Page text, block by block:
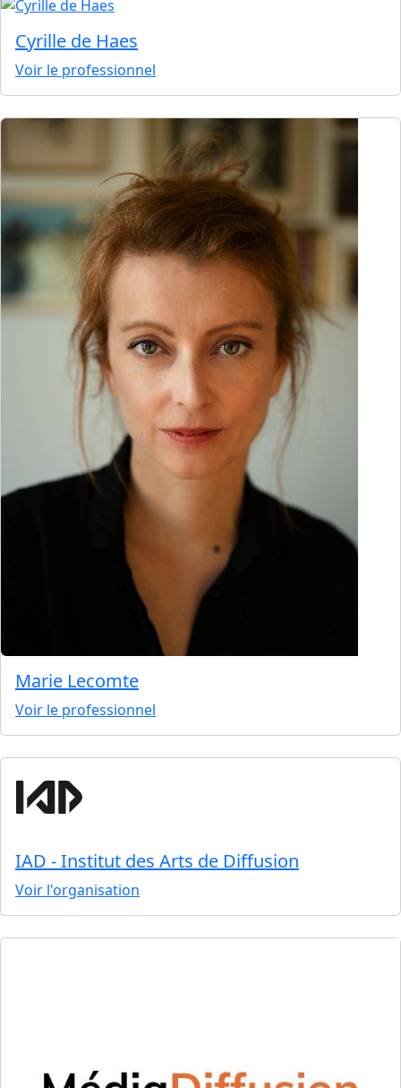
Cyrille de Haes
Voir le professionnel
Marie Lecomte
Voir le professionnel
IAD - Institut des Arts de Diffusion
Voir l'organisation